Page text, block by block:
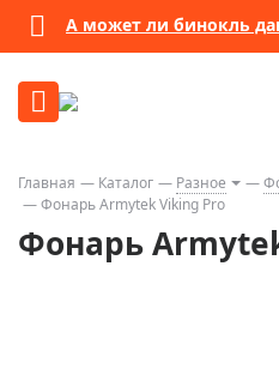
А может ли бинокль
Главная Каталог Разное
Фонарь Armytek Viking Pro
Фонарь